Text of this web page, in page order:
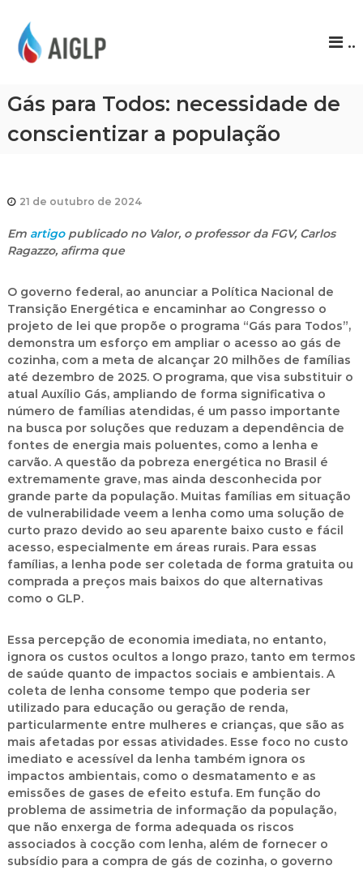
P
..
Gás para Todos: necessidade de
conscientizar a população
21 de outubro de 2024
Em artigopublicado no Valor, o professor da FGV, Carlos
Ragazzo, afirma que
O governo federal, ao anunciar a Política Nacional de
Transição Energética e encaminhar ao Congresso o
projeto de lei que propõe o programa “Gás para Todos”,
demonstra um esforço em ampliar o acesso ao gás de
cozinha, com a meta de alcançar 20 milhões de famílias
até dezembro de 2025. O programa, que visa substituir o
atual Auxílio Gás, ampliando de forma significativa o
número de famílias atendidas, é um passo importante
na busca por soluções que reduzam a dependência de
fontes de energia mais poluentes, como a lenha e
carvão. A questão da pobreza energética no Brasil é
extremamente grave, mas ainda desconhecida por
grande parte da população. Muitas famílias em situação
de vulnerabilidade veem a lenha como uma solução de
curto prazo devido ao seu aparente baixo custo e fácil
acesso, especialmente em áreas rurais. Para essas
famílias, a lenha pode ser coletada de forma gratuita ou
comprada a preços mais baixos do que alternativas
como o GLP.
Essa percepção de economia imediata, no entanto,
ignora os custos ocultos a longo prazo, tanto em termos
de saúde quanto de impactos sociais e ambientais. A
coleta de lenha consome tempo que poderia ser
utilizado para educação ou geração de renda,
particularmente entre mulheres e crianças, que são as
mais afetadas por essas atividades. Esse foco no custo
imediato e acessível da lenha também ignora os
impactos ambientais, como o desmatamento e as
emissões de gases de efeito estufa. Em função do
problema de assimetria de informação da população,
que não enxerga de forma adequada os riscos
associados à cocção com lenha, além de fornecer o
subsídio para a compra de gás de cozinha, o governo